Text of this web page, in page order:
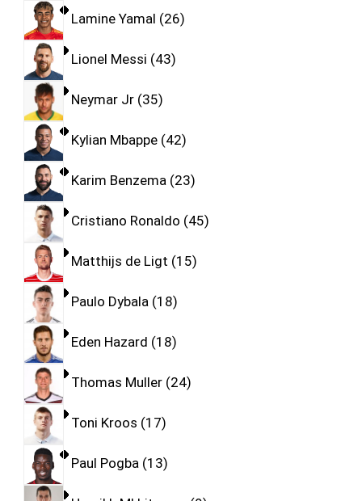
Lamine Yamal 26
Lionel Messi 43
Neymar Jr 35
Kylian Mbappe 42
Karim Benzema 23
Cristiano Ronaldo 45
Matthijs de Ligt 15
Paulo Dybala 18
Eden Hazard 18
Thomas Muller 24
Toni Kroos 17
Paul Pogba 13